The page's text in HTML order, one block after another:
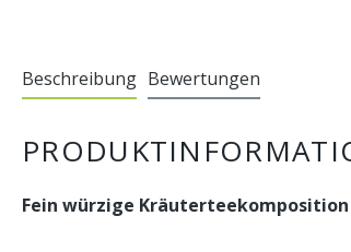
Beschreibung Bewertungen
Fein würzige